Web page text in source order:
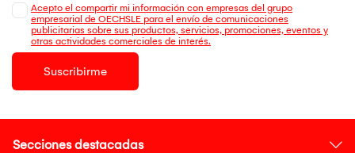
Acepto el compartir mi información con empresas del grupo
empresarial de OECHSLE para el envío de comunicaciones
publicitarias sobre sus productos, servicios, promociones, eventos y
otras actividades comerciales de interés.
Suscribirme
Secciones destacadas